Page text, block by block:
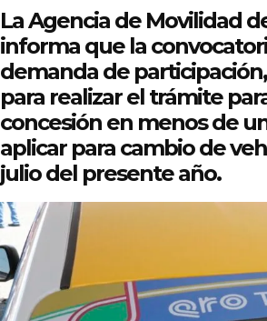
La Agencia de Movilidad
informa que la
demanda de
para realizar el trámite
concesión en menos de
aplicar para cambio de
julio del presente año.